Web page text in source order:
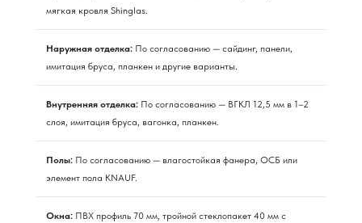
мягкая кровля Shinglas.
Наружная отделка: По согласованию — сайдинг, панели,
имитация бруса, планкен и другие варианты.
Внутренняя отделка: По согласованию — ВГКЛ 12,5 мм в 1–2
слоя, имитация бруса, вагонка, планкен.
Полы: По согласованию — влагостойкая фанера, ОСБ или
элемент пола KNAUF.
Окна: ПВХ профиль 70 мм, тройной стеклопакет 40 мм с